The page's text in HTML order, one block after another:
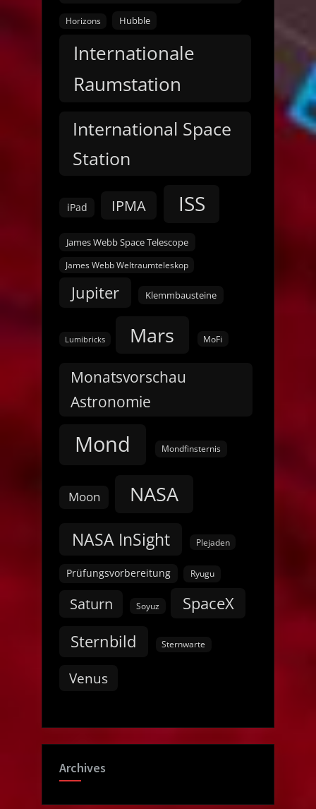
Horizons Hubble
Internationale
Raumstation
International Space
Station
iPad IPMA ISS
James Webb Space Telescope
James Webb Weltraumteleskop
Jupiter Klemmbausteine
Lumibricks Mars MoFi
Monatsvorschau
Astronomie
Mond Mondfinsternis
Moon NASA
NASA InSight Plejaden
Prüfungsvorbereitung Ryugu
Saturn Soyuz
SpaceX
Sternbild
Sternwarte
Venus
Archives